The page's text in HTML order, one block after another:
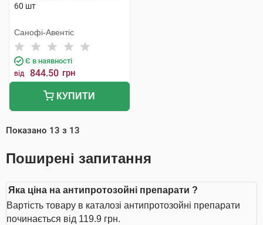
60 шт
Санофі-Авентіс
Є в наявності
від 844.50 грн
КУПИТИ
Показано 13 з 13
Поширені запитання
Яка ціна на антипротозойні препарати ?
Вартість товару в каталозі антипротозойні препарати
починається від 119.9 грн.